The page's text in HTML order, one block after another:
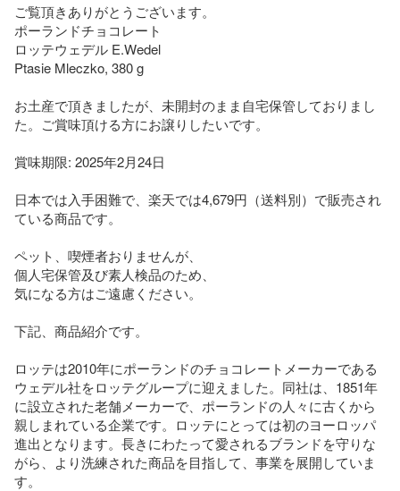
ご覧頂きありがとうございます。
ポーランドチョコレート
ロッテウェデル E.Wedel
Ptasie Mleczko, 380 g
お土産で頂きましたが、未開封のまま自宅保管しておりまし
た。ご賞味頂ける方にお譲りしたいです。
賞味期限: 2025年2月24日
日本では入手困難で、楽天では4,679円（送料別）で販売され
ている商品です。
ペット、喫煙者おりませんが、
個人宅保管及び素人検品のため、
気になる方はご遠慮ください。
下記、商品紹介です。
ロッテは2010年にポーランドのチョコレートメーカーである
ウェデル社をロッテグループに迎えました。同社は、1851年
に設立された老舗メーカーで、ポーランドの人々に古くから
親しまれている企業です。ロッテにとっては初のヨーロッパ
進出となります。長きにわたって愛されるブランドを守りな
がら、より洗練された商品を目指して、事業を展開していま
す。